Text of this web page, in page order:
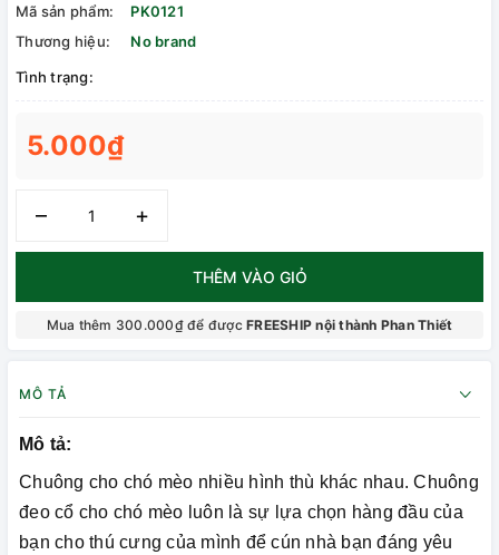
Mã sản phẩm:
PK0121
Thương hiệu:
No brand
Tình trạng:
5.000₫
– +
THÊM VÀO GIỎ
Mua thêm 300.000₫ để đượcFREESHIP nội thành Phan Thiết
MÔ TẢ
Mô tả:
Chuông cho chó mèo nhiều hình thù khác nhau. Chuông
đeo cổ cho chó mèo luôn là sự lựa chọn hàng đầu của
bạn cho thú cưng của mình để cún nhà bạn đáng yêu